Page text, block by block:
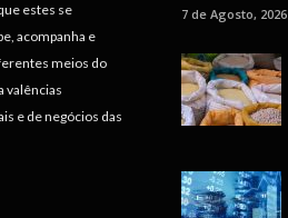
estes se
acompanha e
meios do
valências
e de negócios das
7 de Agosto, 2026